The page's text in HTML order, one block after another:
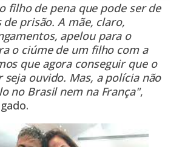
filho de pena que pode ser de
prisão. A mãe, claro,
apelou para o
o ciúme de um filho com a
que agora conseguir que o
ouvido. Mas, a polícia não
no Brasil nem na França",